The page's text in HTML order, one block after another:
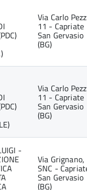
Via Carlo
11 - Capriate
San Gervasio
(BG)
Via Carlo
11 - Capriate
San Gervasio
(BG)
-
Via Grignano,
SNC -
San Gervasio
(BG)